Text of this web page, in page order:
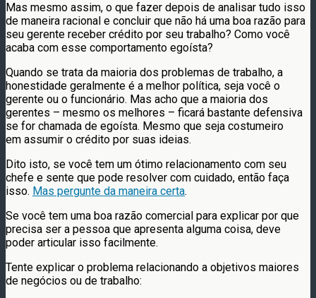
Mas mesmo assim, o que fazer depois de analisar tudo isso
de maneira racional e concluir que não há uma boa razão para
seu gerente receber crédito por seu trabalho? Como você
acaba com esse comportamento egoísta?
Quando se trata da maioria dos problemas de trabalho, a
honestidade geralmente é a melhor política, seja você o
gerente ou o funcionário. Mas acho que a maioria dos
gerentes – mesmo os melhores – ficará bastante defensiva
se for chamada de egoísta. Mesmo que seja costumeiro
em assumir o crédito por suas ideias.
Dito isto, se você tem um ótimo relacionamento com seu
chefe e sente que pode resolver com cuidado, então faça
isso. Mas pergunte da maneira certa.
Se você tem uma boa razão comercial para explicar por que
precisa ser a pessoa que apresenta alguma coisa, deve
poder articular isso facilmente.
Tente explicar o problema relacionando a objetivos maiores
de negócios ou de trabalho: